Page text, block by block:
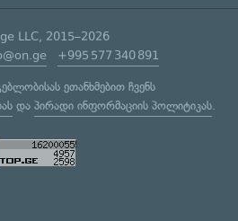
LLC, 2015–2026
+995 577 340 891
ეთანხმებით ჩვენს
და პირადი ინფორმაციის პოლიტიკას.